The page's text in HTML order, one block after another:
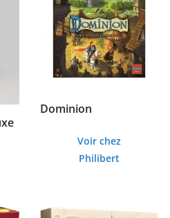
Dominion
Voir chez
Philibert